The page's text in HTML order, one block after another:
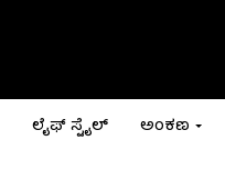
ಲೈಫ್ ಸ್ಟೈಲ್ ಅಂಕಣ